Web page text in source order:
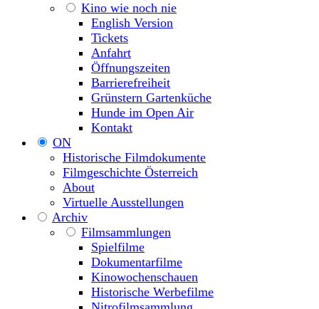
Kino wie noch nie
English Version
Tickets
Anfahrt
Öffnungszeiten
Barrierefreiheit
Grünstern Gartenküche
Hunde im Open Air
Kontakt
ON
Historische Filmdokumente
Filmgeschichte Österreich
About
Virtuelle Ausstellungen
Archiv
Filmsammlungen
Spielfilme
Dokumentarfilme
Kinowochenschauen
Historische Werbefilme